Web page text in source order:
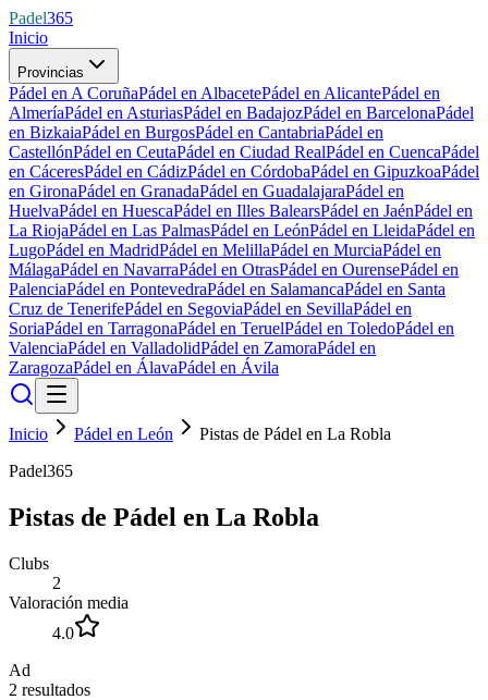
Padel365
Inicio
Provincias
Pádel en A CoruñaPádel en AlbacetePádel en AlicantePádel en
AlmeríaPádel en AsturiasPádel en BadajozPádel en BarcelonaPádel
en BizkaiaPádel en BurgosPádel en CantabriaPádel en
CastellónPádel en CeutaPádel en Ciudad RealPádel en CuencaPádel
en CáceresPádel en CádizPádel en CórdobaPádel en GipuzkoaPádel
en GironaPádel en GranadaPádel en GuadalajaraPádel en
HuelvaPádel en HuescaPádel en Illes BalearsPádel en JaénPádel en
La RiojaPádel en Las PalmasPádel en LeónPádel en LleidaPádel en
LugoPádel en MadridPádel en MelillaPádel en MurciaPádel en
MálagaPádel en NavarraPádel en OtrasPádel en OurensePádel en
PalenciaPádel en PontevedraPádel en SalamancaPádel en Santa
Cruz de TenerifePádel en SegoviaPádel en SevillaPádel en
SoriaPádel en TarragonaPádel en TeruelPádel en ToledoPádel en
ValenciaPádel en ValladolidPádel en ZamoraPádel en
ZaragozaPádel en ÁlavaPádel en Ávila
Inicio Pádel en León
Pistas de Pádel en La Robla
Padel365
Pistas de Pádel en La Robla
Clubs
2
Valoración media
4.0
Ad
2 resultados